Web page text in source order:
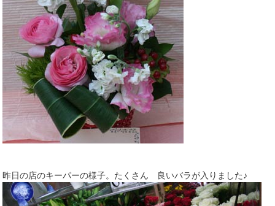
昨日の店のキーパーの様子。たくさん 良いバラが入りました♪